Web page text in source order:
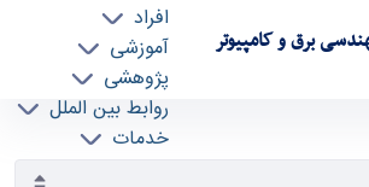
برق و کامپیوتر
افراد
آموزشی
پژوهشی
روابط بین الملل
خدمات
آرشیو اطلاعیه ها - ece- دانشکده مهندسی برق و